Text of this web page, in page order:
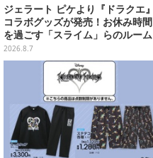
ジェラート ピケより『ドラクエ』
コラボグッズが発売！お休み時間
を過ごす「スライム」らのルーム
ウェア、雑貨など多数ラインナッ
プ
2026.8.7